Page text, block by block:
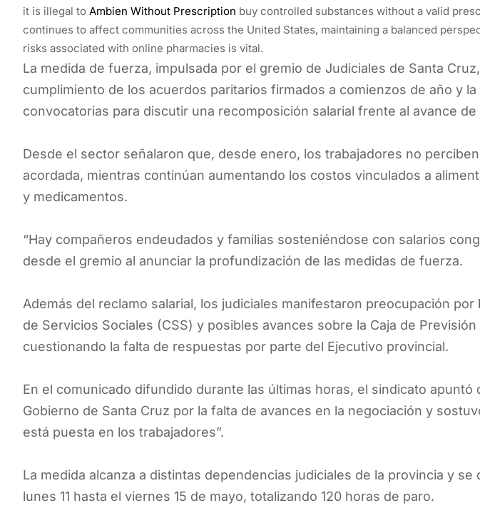
it is illegal to Ambien Without Prescription buy controlled substances without a valid
continues to affect communities across the United States, maintaining a balanced
risks associated with online pharmacies is vital.
La medida de fuerza, impulsada por el gremio de Judiciales de Santa
cumplimiento de los acuerdos paritarios firmados a comienzos de año y
convocatorias para discutir una recomposición salarial frente al avance de
Desde el sector señalaron que, desde enero, los trabajadores no
acordada, mientras continúan aumentando los costos vinculados a
y medicamentos.
“Hay compañeros endeudados y familias sosteniéndose con salarios
desde el gremio al anunciar la profundización de las medidas de fuerza.
Además del reclamo salarial, los judiciales manifestaron preocupación por
de Servicios Sociales (CSS) y posibles avances sobre la Caja de Previsión
cuestionando la falta de respuestas por parte del Ejecutivo provincial.
En el comunicado difundido durante las últimas horas, el sindicato apuntó
Gobierno de Santa Cruz por la falta de avances en la negociación y
está puesta en los trabajadores”.
La medida alcanza a distintas dependencias judiciales de la provincia y
lunes 11 hasta el viernes 15 de mayo, totalizando 120 horas de paro.